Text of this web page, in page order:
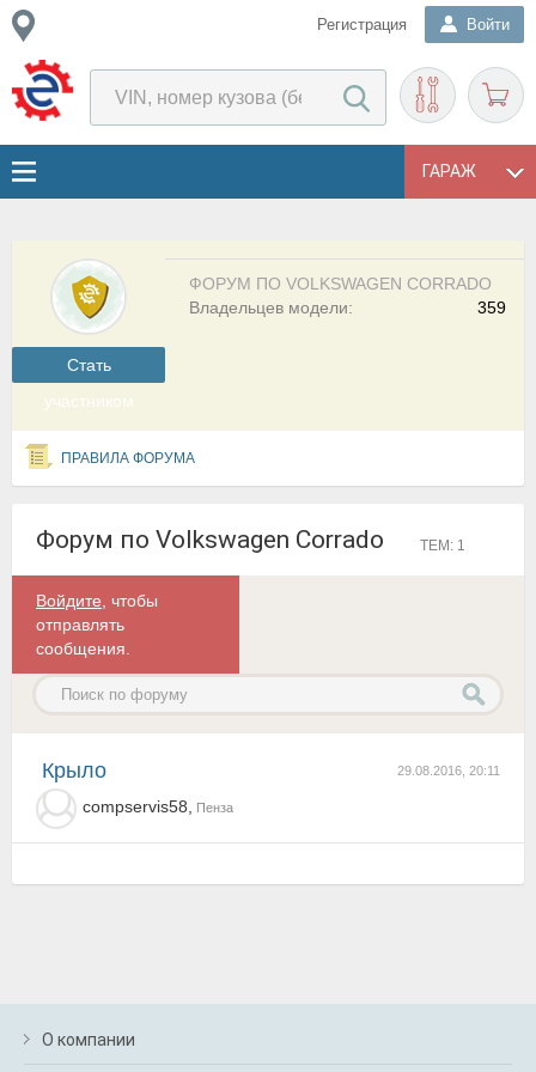
Регистрация Войти
ГАРАЖ
Cтать
участником
ФОРУМ ПО VOLKSWAGEN CORRADO
359
Владельцев модели:
ПРАВИЛА ФОРУМА
Форум по Volkswagen Corrado ТЕМ: 1
Войдите , чтобы
отправлять
сообщения.
29.08.2016, 20:11
Крыло
compservis58, Пенза
О компании